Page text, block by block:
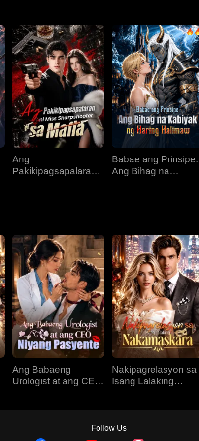
Ang
Pakikipagsapalaran
Babae ang Prinsipe:
Ang Bihag na
Ang Babaeng
Urologist at ang CEO
Nakipagrelasyon sa
Isang Lalaking
Follow Us